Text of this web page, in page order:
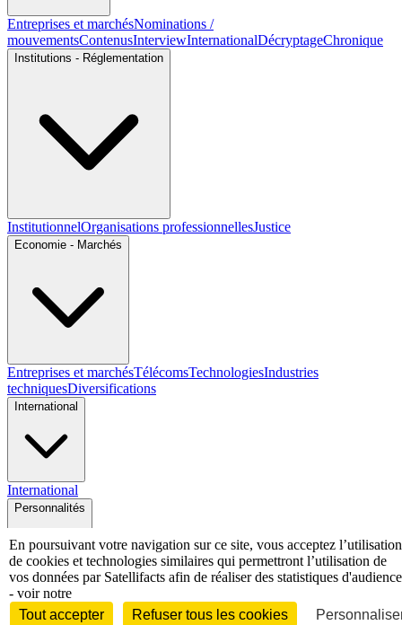
Entreprises et marchésNominations /
mouvementsContenusInterviewInternationalDécryptageChronique
Institutions - Réglementation
InstitutionnelOrganisations professionnellesJustice
Economie - Marchés
Entreprises et marchésTélécomsTechnologiesIndustries
techniquesDiversifications
International
International
Personnalités
InterviewBiographiesNominations /
mouvementsDistinctionsDisparitions VerbatimAu fil des (e)X
En poursuivant votre navigation sur ce site, vous acceptez l’utilisation
de cookies et technologies similaires qui permettront l’utilisation de
vos données par Satellifacts afin de réaliser des statistiques d'audience
- voir notre
Tout accepter
Refuser tous les cookies